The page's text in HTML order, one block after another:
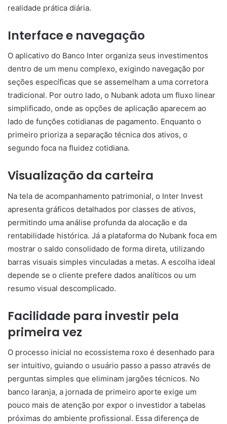
realidade prática diária.
Interface e navegação
O aplicativo do Banco Inter organiza seus investimentos
dentro de um menu complexo, exigindo navegação por
seções específicas que se assemelham a uma corretora
tradicional. Por outro lado, o Nubank adota um fluxo linear
simplificado, onde as opções de aplicação aparecem ao
lado de funções cotidianas de pagamento. Enquanto o
primeiro prioriza a separação técnica dos ativos, o
segundo foca na fluidez cotidiana.
Visualização da carteira
Na tela de acompanhamento patrimonial, o Inter Invest
apresenta gráficos detalhados por classes de ativos,
permitindo uma análise profunda da alocação e da
rentabilidade histórica. Já a plataforma do Nubank foca em
mostrar o saldo consolidado de forma direta, utilizando
barras visuais simples vinculadas a metas. A escolha ideal
depende se o cliente prefere dados analíticos ou um
resumo visual descomplicado.
Facilidade para investir pela
primeira vez
O processo inicial no ecossistema roxo é desenhado para
ser intuitivo, guiando o usuário passo a passo através de
perguntas simples que eliminam jargões técnicos. No
banco laranja, a jornada de primeiro aporte exige um
pouco mais de atenção por expor o investidor a tabelas
próximas do ambiente profissional. Essa diferença de